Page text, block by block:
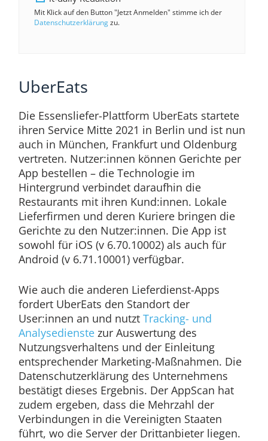
Mit Klick auf den Button "Jetzt Anmelden" stimme ich der
Datenschutzerklärungzu.
UberEats
Die Essensliefer-Plattform UberEats startete
ihren Service Mitte 2021 in Berlin und ist nun
auch in München, Frankfurt und Oldenburg
vertreten. Nutzer:innen können Gerichte per
App bestellen – die Technologie im
Hintergrund verbindet daraufhin die
Restaurants mit ihren Kund:innen. Lokale
Lieferfirmen und deren Kuriere bringen die
Gerichte zu den Nutzer:innen. Die App ist
sowohl für iOS (v 6.70.10002) als auch für
Android (v 6.71.10001) verfügbar.
Wie auch die anderen Lieferdienst-Apps
fordert UberEats den Standort der
User:innen an und nutzt Tracking- und
Analysedienstezur Auswertung des
Nutzungsverhaltens und der Einleitung
entsprechender Marketing-Maßnahmen. Die
Datenschutzerklärung des Unternehmens
bestätigt dieses Ergebnis. Der AppScan hat
zudem ergeben, dass die Mehrzahl der
Verbindungen in die Vereinigten Staaten
führt, wo die Server der Drittanbieter liegen.